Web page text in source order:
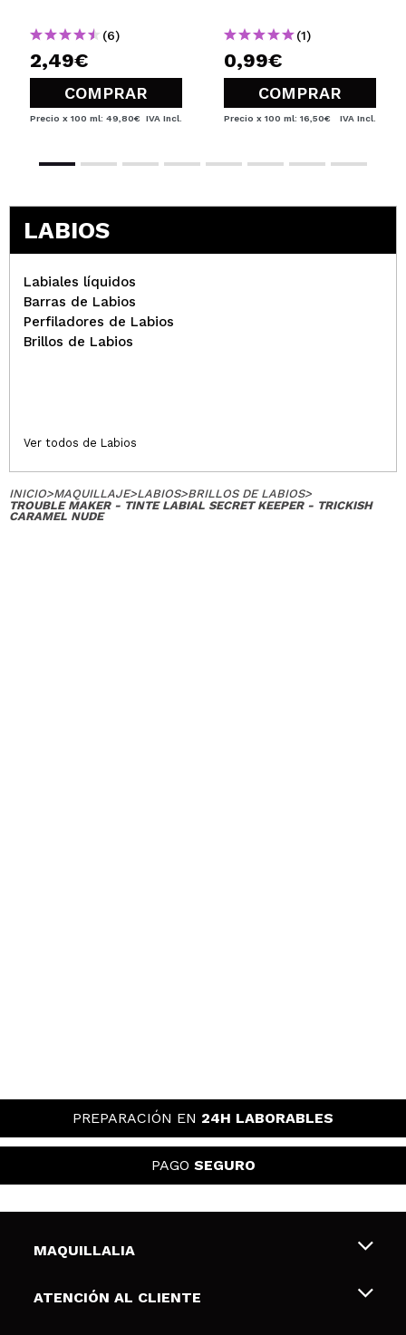
(6)
2,49€
COMPRAR
Precio x 100 ml: 49,80€ IVA Incl.
(1)
0,99€
COMPRAR
Precio x 100 ml: 16,50€ IVA Incl.
LABIOS
Labiales líquidos
Barras de Labios
Perfiladores de Labios
Brillos de Labios
Ver todos de Labios
INICIO>MAQUILLAJE>LABIOS>BRILLOS DE LABIOS>
TROUBLE MAKER - TINTE LABIAL SECRET KEEPER - TRICKISH
CARAMEL NUDE
PREPARACIÓN EN 24H LABORABLES
PAGO SEGURO
MAQUILLALIA
Sobre nosotros
ATENCIÓN AL CLIENTE